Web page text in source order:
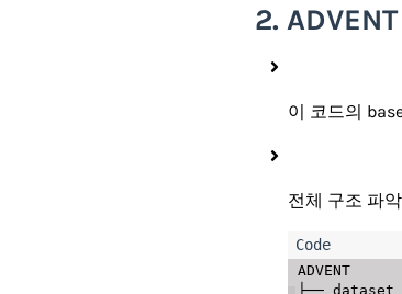
2. ADVENT
이 코드의
전체 구조 파
ADVENT
├──